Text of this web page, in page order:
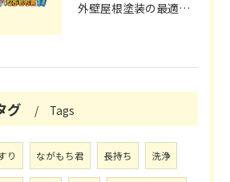
外壁屋根塗装の最適メンテナンス時期
グ Tags
り ながもち君 長持ち 洗浄